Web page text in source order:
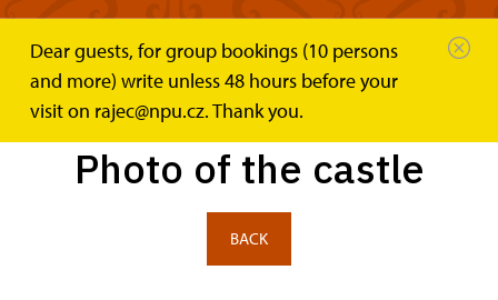
Dear guests, for group bookings (10 persons
and more) write unless 48 hours before your
visit on rajec@npu.cz. Thank you.
Zámek Rájec nad Svitavou
Photogalleries
Photo of the castle
Photo of the castle
BACK